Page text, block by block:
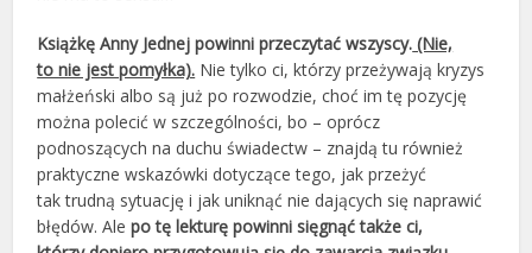
Książkę Anny Jednej powinni przeczytać wszyscy. (Nie,
to nie jest pomyłka). Nie tylko ci, którzy przeżywają kryzys
małżeński albo są już po rozwodzie, choć im tę pozycję
można polecić w szczególności, bo – oprócz
podnoszących na duchu świadectw – znajdą tu również
praktyczne wskazówki dotyczące tego, jak przeżyć
tak trudną sytuację i jak uniknąć nie dających się naprawić
błędów. Alepo tę lekturę powinni sięgnąć także ci,